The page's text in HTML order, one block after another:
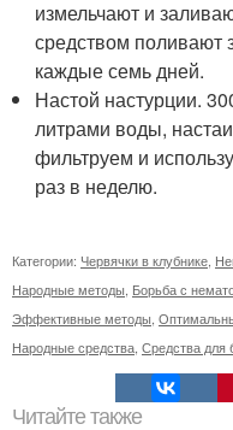
измельчают и
средством поливают
каждые семь дней.
Настой настурции.
литрами воды,
фильтруем и
раз в неделю.
Категории: Червячки в клубнике
Народные методы Борьба с
Эффективные методы
Народные средства Средства для
Читайте также